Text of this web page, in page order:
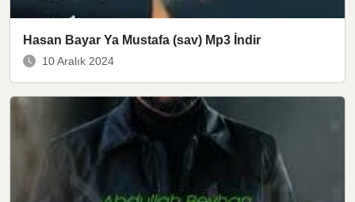
Hasan Bayar Ya Mustafa (sav) Mp3 İndir
10 Aralık 2024